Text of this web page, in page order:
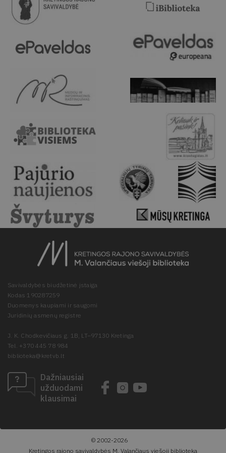
Savivaldybės biudžetinė įstaiga
Kodas 190287259
Duomenys kaupiami ir saugomi
Juridinių asmenų registre
J. K. Chodkevičiaus g. 1B, LT–97130 Kretinga
Tel. +370 445 78 984
biblioteka@kretvb.lt
Dažniausiai
užduodami
klausimai
© 2002-2026
Kretingos rajono savivaldybės M. Valančiaus viešoji biblioteka